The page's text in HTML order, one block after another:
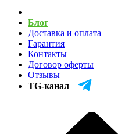
Блог
Доставка и оплата
Гарантия
Контакты
Договор оферты
Отзывы
TG-канал